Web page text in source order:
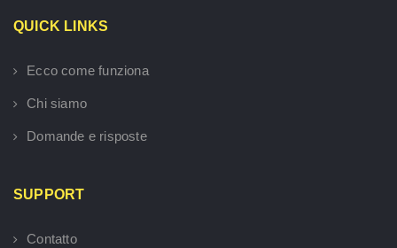
QUICK LINKS
Ecco come funziona
Chi siamo
Domande e risposte
SUPPORT
Contatto